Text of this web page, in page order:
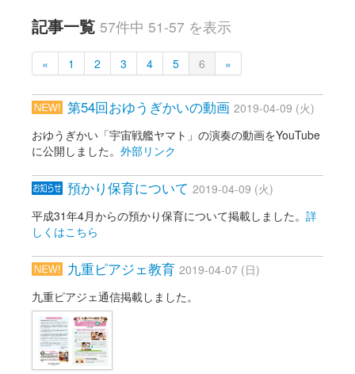
記事一覧 57件中 51-57 を表示
« 1 2 3 4 5 6 »
第54回おゆうぎかいの動画 2019-04-09 (火)
おゆうぎかい「宇宙戦艦ヤマト」の演奏の動画をYouTube
に公開しました。 外部リンク
預かり保育について 2019-04-09 (火)
平成31年4月からの預かり保育について掲載しました。 詳
しくはこちら
九重ピアジェ教育 2019-04-07 (日)
九重ピアジェ通信掲載しました。